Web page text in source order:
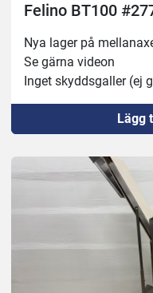
Felino BT100
Nya lager på
Se gärna videon
Inget skyddsgaller (ej
Lägg